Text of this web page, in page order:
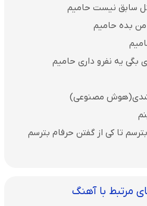
سابق نیست حامیم
بده حامیم
بگی یه نفرو داری حامیم
شدی(هوش مصنوعی)
تا کی از گفتن حرفام بترسم
مرتبط با آهنگ